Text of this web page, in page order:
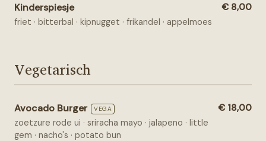
Kinderspiesje
friet · bitterbal · kipnugget · frikandel · appelmoes
€ 8,00
Vegetarisch
Avocado Burger VEGA
zoetzure rode ui · sriracha mayo · jalapeno · little
gem · nacho's · potato bun
€ 18,00